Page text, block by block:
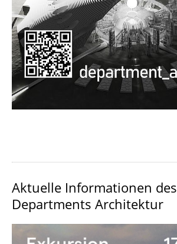
Aktuelle Informationen des
Departments Architektur